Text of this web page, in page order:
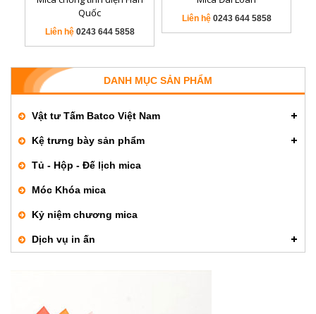
Quốc
Liên hệ 0243 644 5858
Liên hệ 0243 644 5858
DANH MỤC SẢN PHẨM
Vật tư Tấm Batco Việt Nam
Kệ trưng bày sản phẩm
Tủ - Hộp - Đế lịch mica
Móc Khóa mica
Kỷ niệm chương mica
Dịch vụ in ấn